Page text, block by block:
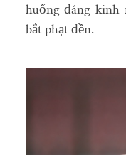
huống đáng kinh
bắt phạt đền.